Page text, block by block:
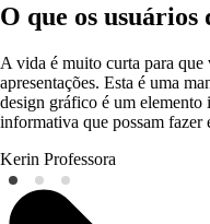
O que os usuários
A vida é muito curta para que
apresentações. Esta é uma
design gráfico é um elemento
informativa que possam fazer
Kerin Professora